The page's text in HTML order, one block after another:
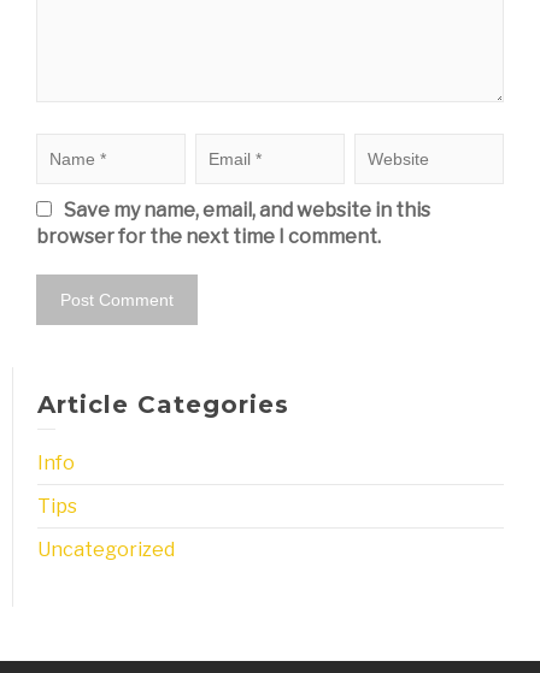
Save my name, email, and website in this
browser for the next time I comment.
Article Categories
Info
Tips
Uncategorized